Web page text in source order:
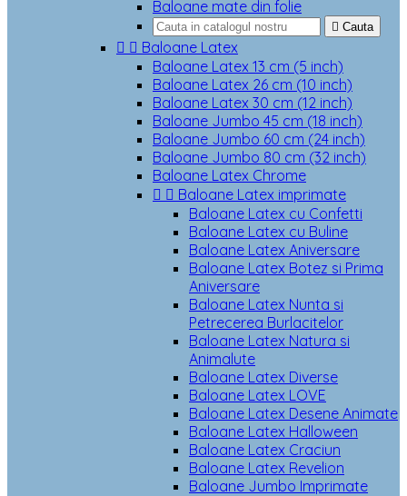
Baloane mate din folie
 Cauta
  Baloane Latex
Baloane Latex 13 cm (5 inch)
Baloane Latex 26 cm (10 inch)
Baloane Latex 30 cm (12 inch)
Baloane Jumbo 45 cm (18 inch)
Baloane Jumbo 60 cm (24 inch)
Baloane Jumbo 80 cm (32 inch)
Baloane Latex Chrome
  Baloane Latex imprimate
Baloane Latex cu Confetti
Baloane Latex cu Buline
Baloane Latex Aniversare
Baloane Latex Botez si Prima
Aniversare
Baloane Latex Nunta si
Petrecerea Burlacitelor
Baloane Latex Natura si
Animalute
Baloane Latex Diverse
Baloane Latex LOVE
Baloane Latex Desene Animate
Baloane Latex Halloween
Baloane Latex Craciun
Baloane Latex Revelion
Baloane Jumbo Imprimate